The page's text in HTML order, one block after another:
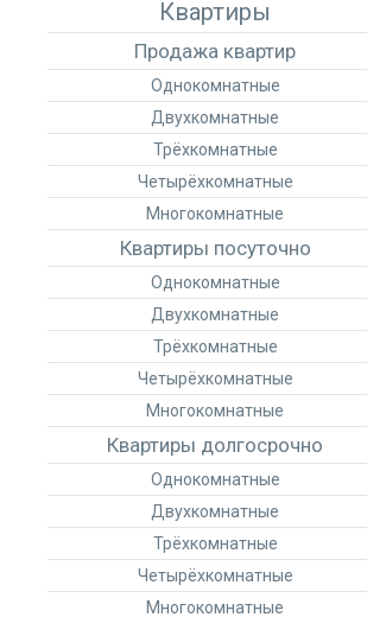
Квартиры
Продажа квартир
Однокомнатные
Двухкомнатные
Трёхкомнатные
Четырёхкомнатные
Многокомнатные
Квартиры посуточно
Однокомнатные
Двухкомнатные
Трёхкомнатные
Четырёхкомнатные
Многокомнатные
Квартиры долгосрочно
Однокомнатные
Двухкомнатные
Трёхкомнатные
Четырёхкомнатные
Многокомнатные